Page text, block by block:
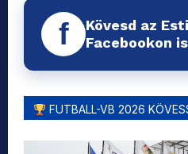
f
Kövesd az
Facebookon
FUTBALL-VB 2026